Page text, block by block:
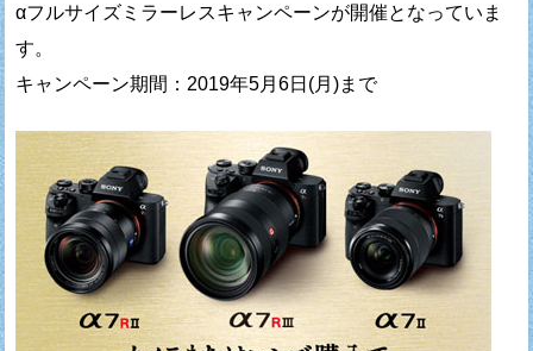
αフルサイズミラーレスキャンペーンが開催となっていま
す。
キャンペーン期間：2019年5月6日(月)まで